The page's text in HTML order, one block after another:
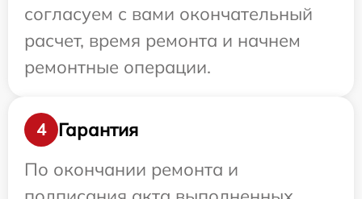
согласуем с вами окончательный
расчет, время ремонта и начнем
ремонтные операции.
4
Гарантия
По окончании ремонта и